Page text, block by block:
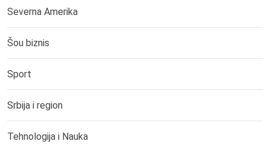
Severna Amerika
Šou biznis
Sport
Srbija i region
Tehnologija i Nauka